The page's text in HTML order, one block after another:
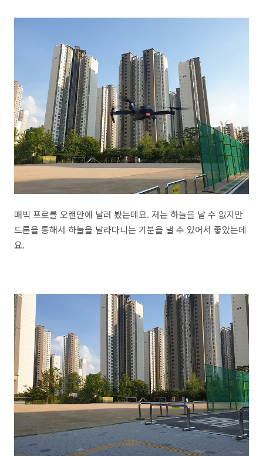
매빅 프로를 오랜만에 날려 봤는데요. 저는 하늘을 날 수 없지만
드론을 통해서 하늘을 날라다니는 기분을 낼 수 있어서 좋았는데
요.